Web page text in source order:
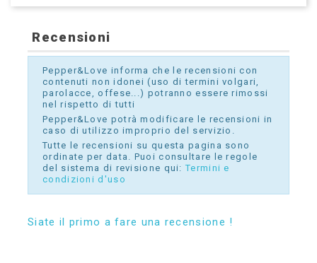
Recensioni
Pepper&Love informa che le recensioni con
contenuti non idonei (uso di termini volgari,
parolacce, offese...) potranno essere rimossi
nel rispetto di tutti
Pepper&Love potrà modificare le recensioni in
caso di utilizzo improprio del servizio.
Tutte le recensioni su questa pagina sono
ordinate per data. Puoi consultare le regole
del sistema di revisione qui:Termini e
condizioni d'uso
Siate il primo a fare una recensione !